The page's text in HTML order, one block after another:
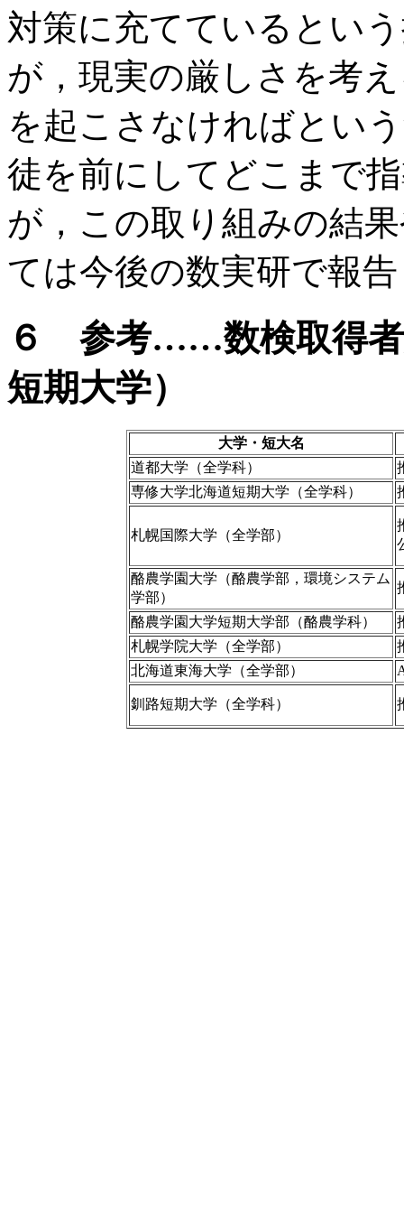
対策に充てているとい
が，現実の厳しさを考
を起こさなければとい
徒を前にしてどこまで
が，この取り組みの結
ては今後の数実研で報
６ 参考……数検取得者
短期大学）
大学・短大名
道都大学（全学科）
専修大学北海道短期大学（全学科）
札幌国際大学（全学部）
酪農学園大学（酪農学部，環境システム
学部）
酪農学園大学短期大学部（酪農学科）
札幌学院大学（全学部）
北海道東海大学（全学部）
釧路短期大学（全学科）